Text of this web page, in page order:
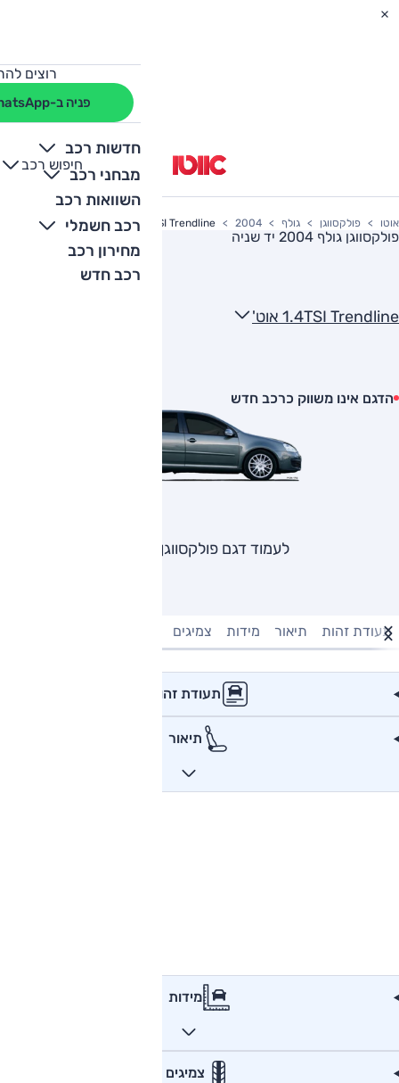
רוצים
פניה ב-WhatsApp
חדשות רכב
מבחני רכב
השוואות רכב
רכב חשמלי
מחירון רכב
רכב חדש
חיפוש רכב
+
-
אוטו פולקסווגן גולף 2004 1.4TSI Trendline אוט'
פולקסווגן גולף 2004 יד שניה
1.4TSI Trendline אוט'
הדגם אינו משווק כרכב חדש
לעמוד דגם פולקסווגן גולף
תעודת זהות תיאור מידות צמיגים
תעודת זהות
תיאור
מידות
צמיגים